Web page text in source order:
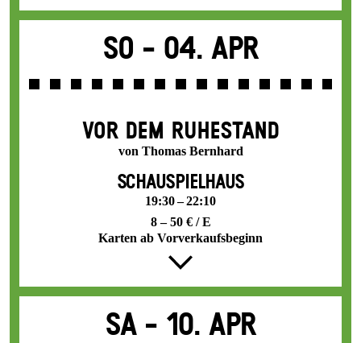
So - 04. Apr
VOR DEM RUHESTAND
von Thomas Bernhard
SCHAUSPIELHAUS
19:30 – 22:10
8 – 50 € / E
Karten ab Vorverkaufsbeginn
Sa - 10. Apr